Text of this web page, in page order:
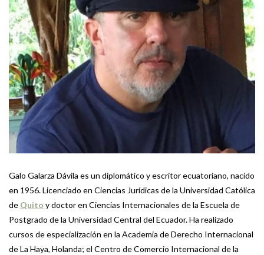
Galo Galarza Dávila es un diplomático y escritor ecuatoriano, nacido
en 1956. Licenciado en Ciencias Jurídicas de la Universidad Católica
de Quito y doctor en Ciencias Internacionales de la Escuela de
Postgrado de la Universidad Central del Ecuador. Ha realizado
cursos de especialización en la Academia de Derecho Internacional
de La Haya, Holanda; el Centro de Comercio Internacional de la